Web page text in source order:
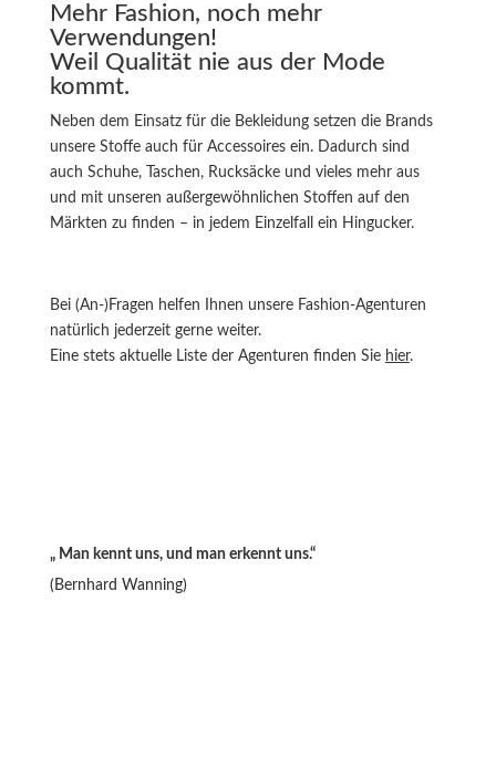
Mehr Fashion, noch mehr
Verwendungen!
Weil Qualität nie aus der Mode
kommt.
Neben dem Einsatz für die Bekleidung setzen die Brands
unsere Stoffe auch für Accessoires ein. Dadurch sind
auch Schuhe, Taschen, Rucksäcke und vieles mehr aus
und mit unseren außergewöhnlichen Stoffen auf den
Märkten zu finden – in jedem Einzelfall ein Hingucker.
Bei (An-)Fragen helfen Ihnen unsere Fashion-Agenturen
natürlich jederzeit gerne weiter.
Eine stets aktuelle Liste der Agenturen finden Sie hier.
„ Man kennt uns, und man erkennt uns.“
(Bernhard Wanning)